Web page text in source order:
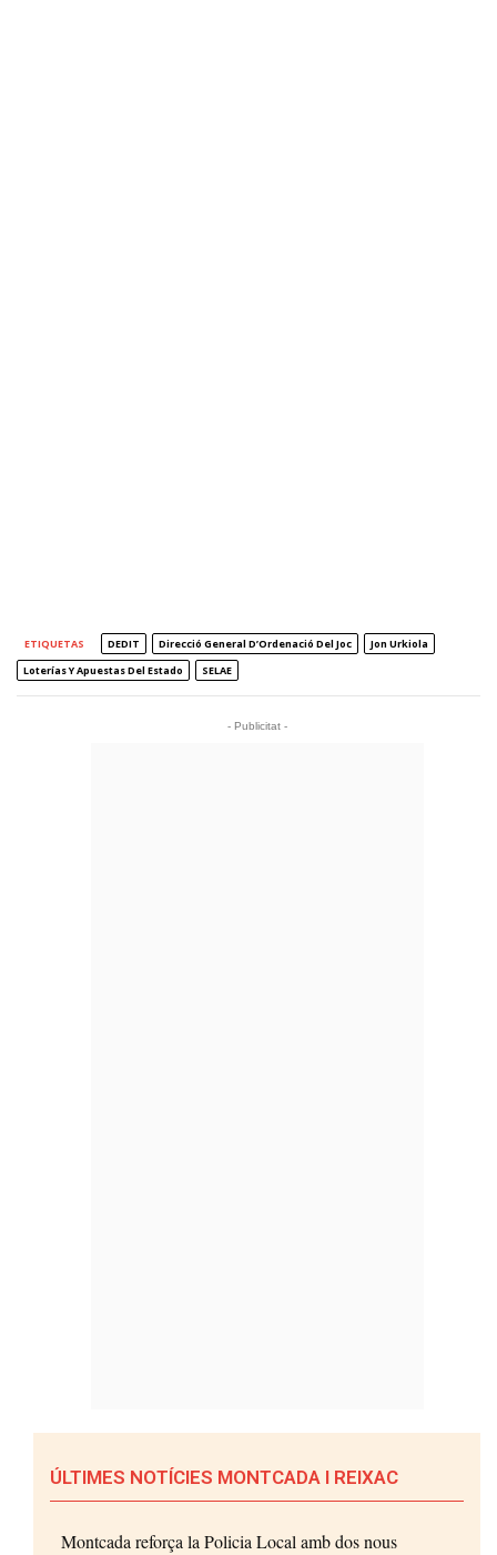
ETIQUETAS DEDIT Direcció General D’Ordenació Del Joc
Jon Urkiola
Loterías Y Apuestas Del Estado
SELAE
- Publicitat -
ÚLTIMES NOTÍCIES MONTCADA I REIXAC
Montcada reforça la Policia Local amb dos nous